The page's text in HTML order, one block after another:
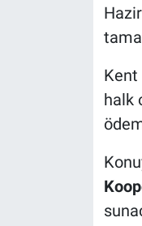
Kent
halk